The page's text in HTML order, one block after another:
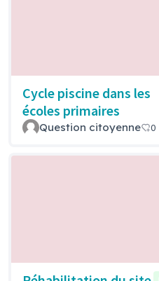
Cycle piscine dans les
écoles primaires
Question citoyenne 0